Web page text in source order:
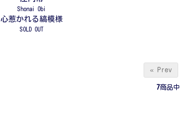
Shonai Obi
心惹かれる縞模様
SOLD OUT
« Prev
7商品中